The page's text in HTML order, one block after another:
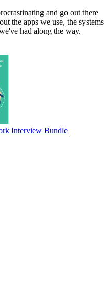
and go out there
the apps we use, the systems
had along the way.
Interview Bundle